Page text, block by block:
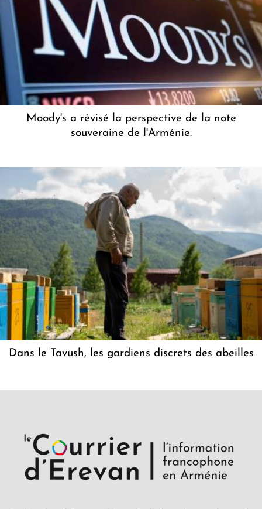
Moody's a révisé la perspective de la note
souveraine de l'Arménie.
Dans le Tavush, les gardiens discrets des abeilles